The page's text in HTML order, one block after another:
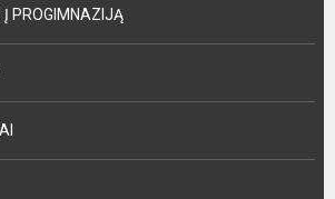
Į PROGIMNAZIJĄ